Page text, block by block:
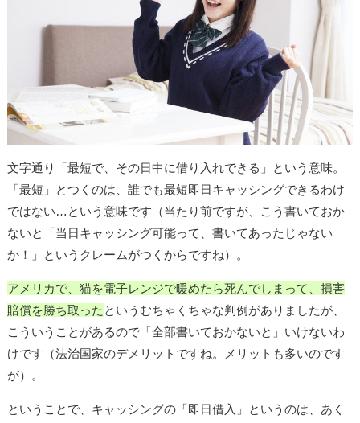
文字通り「最短で、その日中に借り入れできる」という意味。
「最短」とつくのは、誰でも最短即日キャッシングできるわけ
ではない…という意味です（当たり前ですが、こう書いておか
ないと「当日キャッシング可能って、書いてあったじゃない
か！」というクレームがつくからですね）。
アメリカで、猫を電子レンジで暖めたら死んでしまって、損害
賠償を勝ち取った というむちゃくちゃな判例がありましたが、
こういうことがあるので「全部書いておかないと」いけないわ
けです（法治国家のデメリットですね。メリットも多いのです
が）。
ということで、キャッシングの「即日借入」というのは、あく